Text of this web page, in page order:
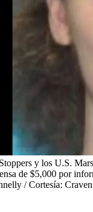
y los U.S.
de $5,000 por
/ Cortesía: